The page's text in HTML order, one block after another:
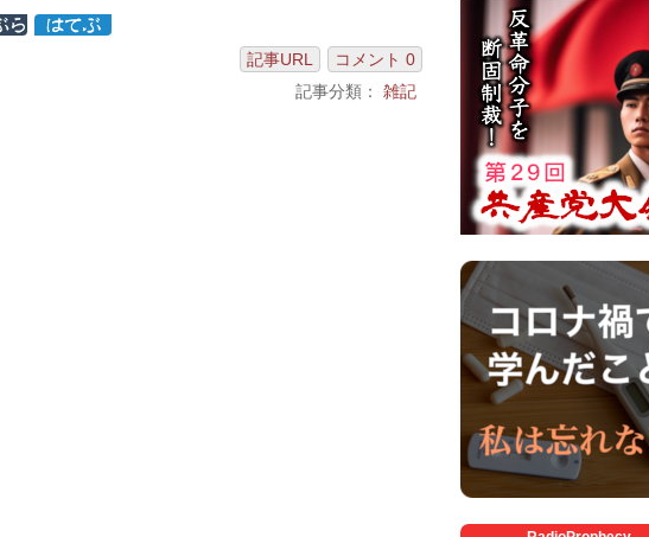
記事URL
コメント 0
記事分類： 雑記